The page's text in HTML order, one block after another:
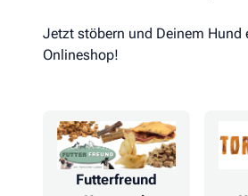
Jetzt stöbern und Deinem
Onlineshop!
Futterfreund